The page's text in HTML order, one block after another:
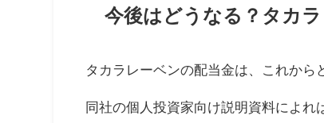
今後はどうなる？タカ
タカラレーベンの配当金は、これから
同社の個人投資家向け説明資料によれ